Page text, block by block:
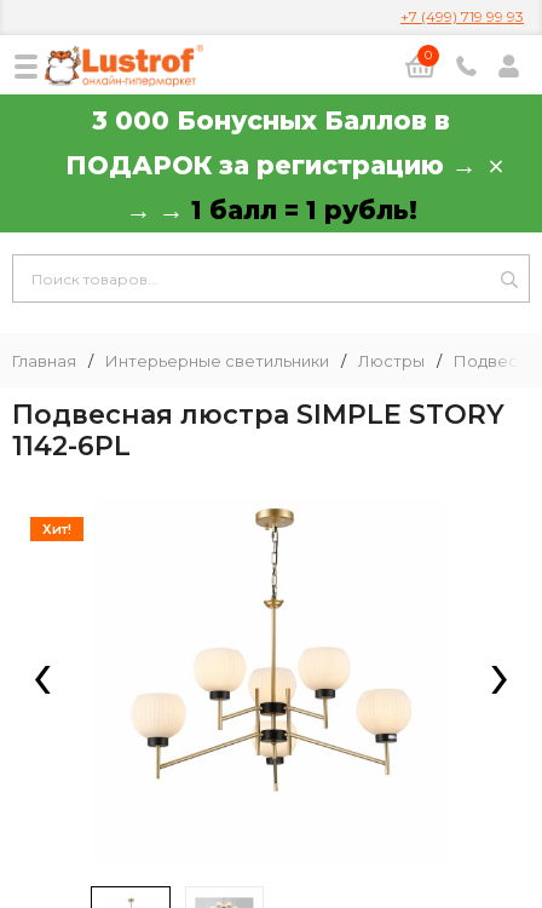
+7 (499) 719 99 93
0
3 000 Бонусных Баллов в
ПОДАРОК за регистрацию →
→ → 1 балл = 1 рубль!
Главная / Интерьерные светильники / Люстры /
Подвесная люстра SIMPLE STORY
1142-6PL
Хит!
‹ ›